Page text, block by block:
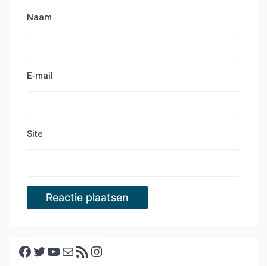
Naam
E-mail
Site
Facebook Twitter YouTube E-mail RSS feed